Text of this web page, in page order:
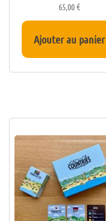
65,00€
Ajouter au panier